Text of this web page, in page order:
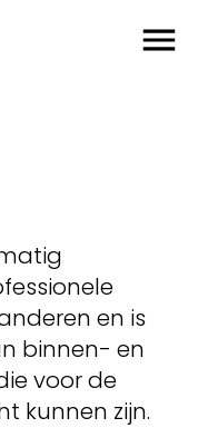
en is
binnen- en
voor de
kunnen zijn.